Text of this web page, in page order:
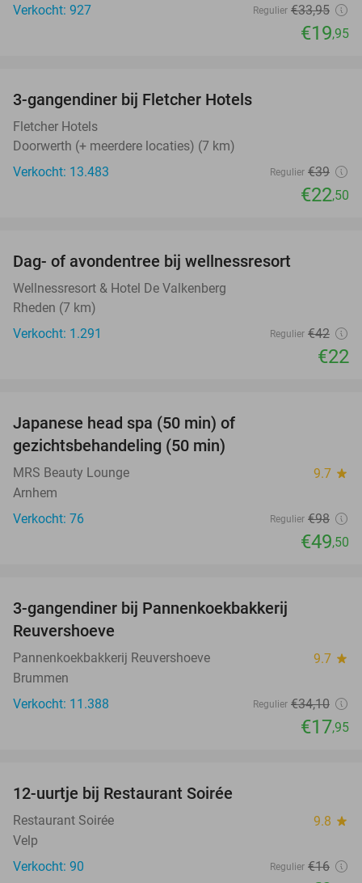
Verkocht: 927
Regulier €33,95
€19,95
3-gangendiner bij Fletcher Hotels
Fletcher Hotels
Doorwerth (+ meerdere locaties) (7 km)
Verkocht: 13.483
Regulier €39
€22,50
Dag- of avondentree bij wellnessresort
Wellnessresort & Hotel De Valkenberg
Rheden (7 km)
Verkocht: 1.291
Regulier €42
€22
Japanese head spa (50 min) of
gezichtsbehandeling (50 min)
MRS Beauty Lounge 9.7 star
Arnhem
Verkocht: 76
Regulier €98
€49,50
3-gangendiner bij Pannenkoekbakkerij
Reuvershoeve
Pannenkoekbakkerij Reuvershoeve 9.7 star
Brummen
Verkocht: 11.388
Regulier €34,10
€17,95
12-uurtje bij Restaurant Soirée
Restaurant Soirée 9.8 star
Velp
Verkocht: 90
Regulier €16